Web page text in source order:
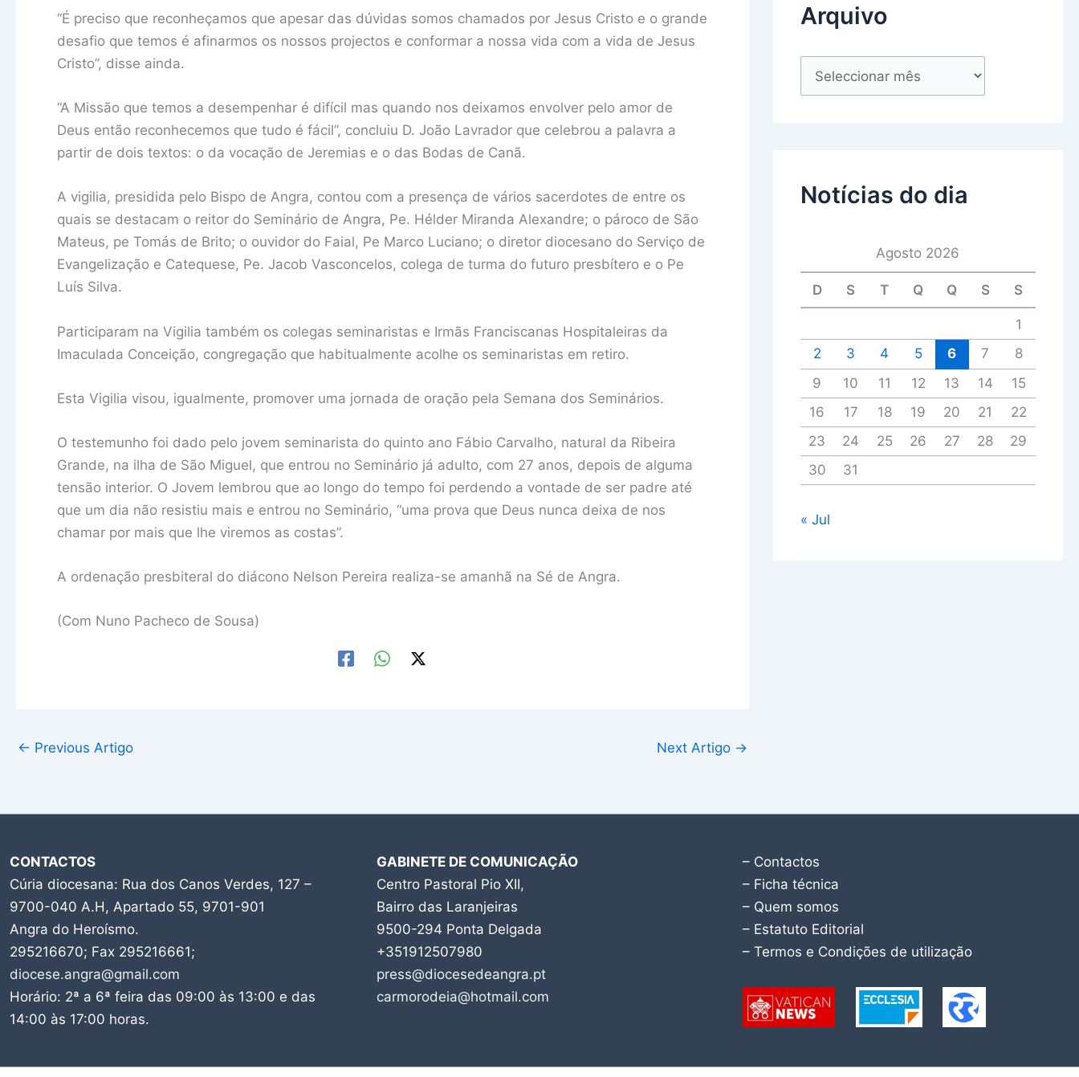
“É preciso que reconheçamos que apesar das dúvidas somos chamados por Jesus Cristo e o grande
desafio que temos é afinarmos os nossos projectos e conformar a nossa vida com a vida de Jesus
Cristo”, disse ainda.
“A Missão que temos a desempenhar é difícil mas quando nos deixamos envolver pelo amor de
Deus então reconhecemos que tudo é fácil”, concluiu D. João Lavrador que celebrou a palavra a
partir de dois textos: o da vocação de Jeremias e o das Bodas de Canã.
A vigilia, presidida pelo Bispo de Angra, contou com a presença de vários sacerdotes de entre os
quais se destacam o reitor do Seminário de Angra, Pe. Hélder Miranda Alexandre; o pároco de São
Mateus, pe Tomás de Brito; o ouvidor do Faial, Pe Marco Luciano; o diretor diocesano do Serviço de
Evangelização e Catequese, Pe. Jacob Vasconcelos, colega de turma do futuro presbítero e o Pe
Luís Silva.
Participaram na Vigilia também os colegas seminaristas e Irmãs Franciscanas Hospitaleiras da
Imaculada Conceição, congregação que habitualmente acolhe os seminaristas em retiro.
Esta Vigilia visou, igualmente, promover uma jornada de oração pela Semana dos Seminários.
O testemunho foi dado pelo jovem seminarista do quinto ano Fábio Carvalho, natural da Ribeira
Grande, na ilha de São Miguel, que entrou no Seminário já adulto, com 27 anos, depois de alguma
tensão interior. O Jovem lembrou que ao longo do tempo foi perdendo a vontade de ser padre até
que um dia não resistiu mais e entrou no Seminário, “uma prova que Deus nunca deixa de nos
chamar por mais que lhe viremos as costas”.
A ordenação presbiteral do diácono Nelson Pereira realiza-se amanhã na Sé de Angra.
(Com Nuno Pacheco de Sousa)
← Previous Artigo Next Artigo →
Arquivo
Notícias do dia
Agosto 2026
D S T Q Q S S
1
2
3 4 5 6 7
8
9
10 11 12 13 14
15
16
17 18 19 20 21
22
23
24 25 26 27 28
29
30
31
« Jul
CONTACTOS
Cúria diocesana: Rua dos Canos Verdes, 127 –
9700-040 A.H, Apartado 55, 9701-901
Angra do Heroísmo.
295216670; Fax 295216661;
diocese.angra@gmail.com
Horário: 2ª a 6ª feira das 09:00 às 13:00 e das
14:00 às 17:00 horas.
GABINETE DE COMUNICAÇÃO
Centro Pastoral Pio XII,
Bairro das Laranjeiras
9500-294 Ponta Delgada
+351912507980
press@diocesedeangra.pt
carmorodeia@hotmail.com
– Contactos
– Ficha técnica
– Quem somos
– Estatuto Editorial
– Termos e Condições de utilização